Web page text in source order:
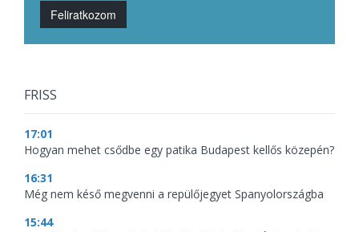
Feliratkozom
FRISS
17:01
Hogyan mehet csődbe egy patika Budapest kellős közepén?
16:31
Még nem késő megvenni a repülőjegyet Spanyolországba
15:44